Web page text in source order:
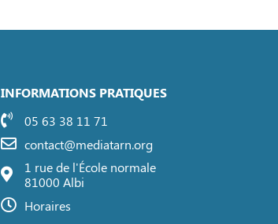
INFORMATIONS PRATIQUES
05 63 38 11 71
contact@mediatarn.org
1 rue de l'École normale
81000 Albi
Horaires